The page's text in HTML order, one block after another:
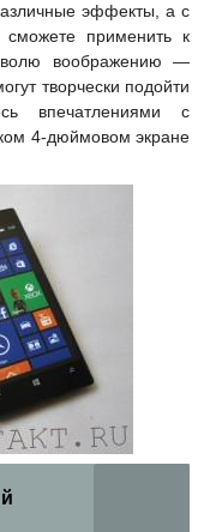
эффекты, а с
применить к
воображению —
творчески подойти
впечатлениями с
4-дюймовом экране